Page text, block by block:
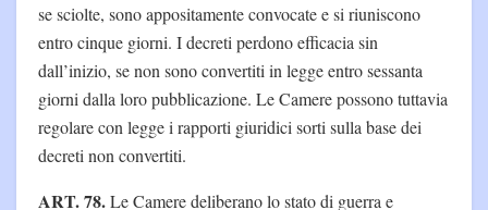
se sciolte, sono appositamente convocate e si riuniscono
entro cinque giorni. I decreti perdono efficacia sin
dall’inizio, se non sono convertiti in legge entro sessanta
giorni dalla loro pubblicazione. Le Camere possono tuttavia
regolare con legge i rapporti giuridici sorti sulla base dei
decreti non convertiti.
ART. 78.Le Camere deliberano lo stato di guerra e